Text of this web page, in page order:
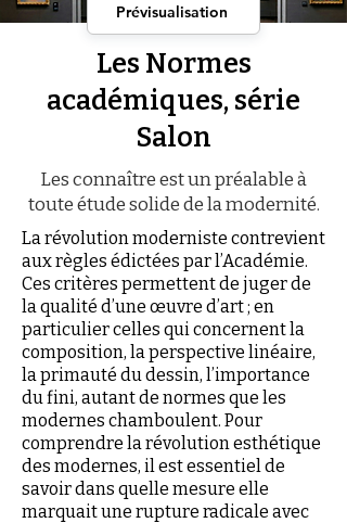
Prévisualisation
Les Normes
académiques, série
Salon
Les connaître est un préalable à
toute étude solide de la modernité.​​​​​
La révolution moderniste contrevient
aux règles édictées par l’Académie.
Ces critères permettent de juger de
la qualité d’une œuvre d’art ; en
particulier celles qui concernent la
composition, la perspective linéaire,
la primauté du dessin, l’importance
du fini, autant de normes que les
modernes chamboulent. Pour
comprendre la révolution esthétique
des modernes, il est essentiel de
savoir dans quelle mesure elle
marquait une rupture radicale avec